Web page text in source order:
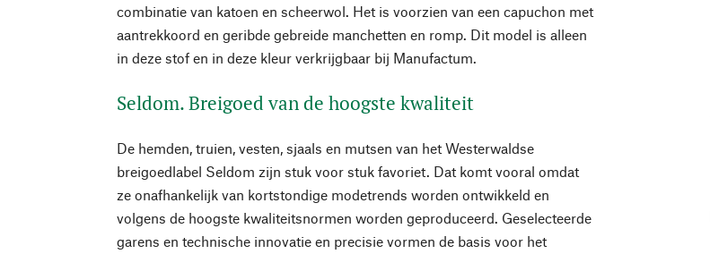
combinatie van katoen en scheerwol. Het is voorzien van een capuchon met
aantrekkoord en geribde gebreide manchetten en romp. Dit model is alleen
in deze stof en in deze kleur verkrijgbaar bij Manufactum.
Seldom. Breigoed van de hoogste kwaliteit
De hemden, truien, vesten, sjaals en mutsen van het Westerwaldse
breigoedlabel Seldom zijn stuk voor stuk favoriet. Dat komt vooral omdat
ze onafhankelijk van kortstondige modetrends worden ontwikkeld en
volgens de hoogste kwaliteitsnormen worden geproduceerd. Geselecteerde
garens en technische innovatie en precisie vormen de basis voor het